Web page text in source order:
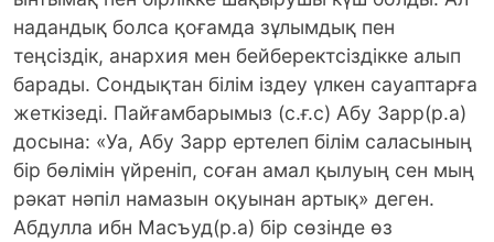
надандық болса қоғамда зұлымдық пен
теңсіздік, анархия мен бейберектсіздікке алып
барады. Сондықтан білім іздеу үлкен сауаптарға
жеткізеді. Пайғамбарымыз (с.ғ.с) Абу Зарр(р.а)
досына: «Уа, Абу Зарр ертелеп білім саласының
бір бөлімін үйреніп, соған амал қылуың сен мың
рәкат нәпіл намазын оқуынан артық» деген.
Абдулла ибн Масъуд(р.а) бір сөзінде өз